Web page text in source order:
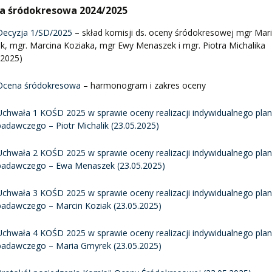
śródokresowa 2024/2025
1/SD/2025 – skład komisji ds. oceny śródokresowej mgr
mgr. Marcina Koziaka, mgr Ewy Menaszek i mgr. Piotra Michalika
śródokresowa – harmonogram i zakres oceny
1 KOŚD 2025 w sprawie oceny realizacji indywidualnego
– Piotr Michalik (23.05.2025)
2 KOŚD 2025 w sprawie oceny realizacji indywidualnego
– Ewa Menaszek (23.05.2025)
3 KOŚD 2025 w sprawie oceny realizacji indywidualnego
– Marcin Koziak (23.05.2025)
4 KOŚD 2025 w sprawie oceny realizacji indywidualnego
– Maria Gmyrek (23.05.2025)